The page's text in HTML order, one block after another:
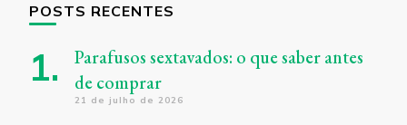
POSTS RECENTES
Parafusos sextavados: o que saber antes
de comprar
21 de julho de 2026